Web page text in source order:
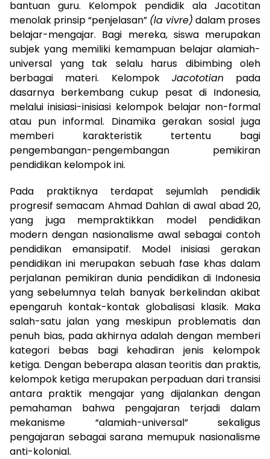
bantuan guru. Kelompok pendidik ala Jacotitan
menolak prinsip “penjelasan” (la vivre) dalam proses
belajar-mengajar. Bagi mereka, siswa merupakan
subjek yang memiliki kemampuan belajar alamiah-
universal yang tak selalu harus dibimbing oleh
berbagai materi. Kelompok Jacototianpada
dasarnya berkembang cukup pesat di Indonesia,
melalui inisiasi-inisiasi kelompok belajar non-formal
atau pun informal. Dinamika gerakan sosial juga
memberi karakteristik tertentu bagi
pengembangan-pengembangan pemikiran
pendidikan kelompok ini.
Pada praktiknya terdapat sejumlah pendidik
progresif semacam Ahmad Dahlan di awal abad 20,
yang juga mempraktikkan model pendidikan
modern dengan nasionalisme awal sebagai contoh
pendidikan emansipatif. Model inisiasi gerakan
pendidikan ini merupakan sebuah fase khas dalam
perjalanan pemikiran dunia pendidikan di Indonesia
yang sebelumnya telah banyak berkelindan akibat
epengaruh kontak-kontak globalisasi klasik. Maka
salah-satu jalan yang meskipun problematis dan
penuh bias, pada akhirnya adalah dengan memberi
kategori bebas bagi kehadiran jenis kelompok
ketiga. Dengan beberapa alasan teoritis dan praktis,
kelompok ketiga merupakan perpaduan dari transisi
antara praktik mengajar yang dijalankan dengan
pemahaman bahwa pengajaran terjadi dalam
mekanisme “alamiah-universal” sekaligus
pengajaran sebagai sarana memupuk nasionalisme
anti-kolonial.